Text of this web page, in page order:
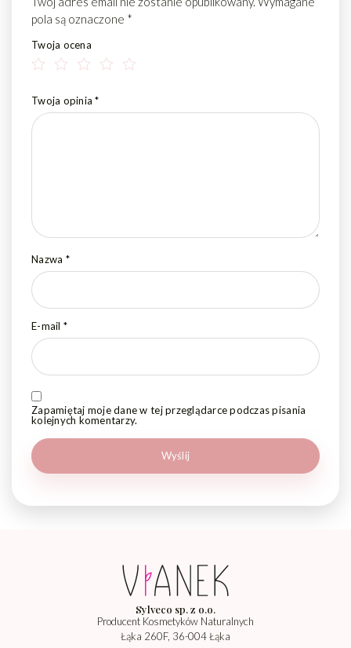
pola są oznaczone *
Twoja ocena
Twoja opinia*
Nazwa *
E-mail *
Zapamiętaj moje dane w tej przeglądarce podczas pisania
kolejnych komentarzy.
Sylveco sp. z o.o.
Producent Kosmetyków Naturalnych
Łąka 260F, 36-004 Łąka